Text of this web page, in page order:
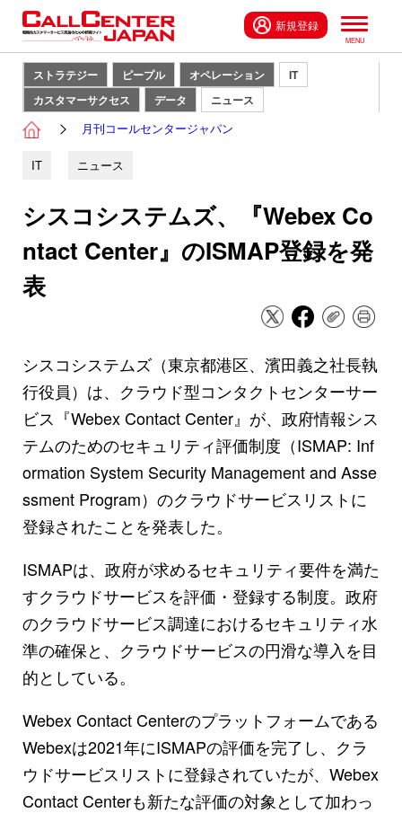
新規登録
ストラテジー ピープル オペレーション
IT
カスタマーサクセス
データ ニュース
月刊コールセンタージャパン
IT ニュース
シスコシステムズ、『Webex Co
ntact Center』のISMAP登録を発
表
シスコシステムズ（東京都港区、濱田義之社長執
行役員）は、クラウド型コンタクトセンターサー
ビス『Webex Contact Center』が、政府情報シス
テムのためのセキュリティ評価制度（ISMAP: Inf
ormation System Security Management and Asse
ssment Program）のクラウドサービスリストに
登録されたことを発表した。
ISMAPは、政府が求めるセキュリティ要件を満た
すクラウドサービスを評価・登録する制度。政府
のクラウドサービス調達におけるセキュリティ水
準の確保と、クラウドサービスの円滑な導入を目
的としている。
Webex Contact Centerのプラットフォームである
Webexは2021年にISMAPの評価を完了し、クラ
ウドサービスリストに登録されていたが、Webex
Contact Centerも新たな評価の対象として加わっ